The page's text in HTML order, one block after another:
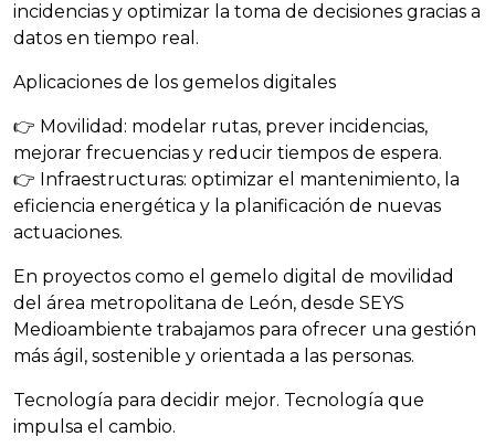
incidencias y optimizar la toma de decisiones gracias a
datos en tiempo real.
Aplicaciones de los gemelos digitales
👉 Movilidad: modelar rutas, prever incidencias,
mejorar frecuencias y reducir tiempos de espera.
👉 Infraestructuras: optimizar el mantenimiento, la
eficiencia energética y la planificación de nuevas
actuaciones.
En proyectos como el gemelo digital de movilidad
del área metropolitana de León, desde SEYS
Medioambiente trabajamos para ofrecer una gestión
más ágil, sostenible y orientada a las personas.
Tecnología para decidir mejor. Tecnología que
impulsa el cambio.